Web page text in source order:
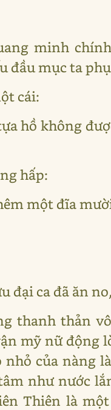
minh
đầu mục ta
cái:
hồ không
hấp:
một đĩa
đại ca đã ăn
thanh thản
mỹ nữ động
của nàng
như nước
Thiên là